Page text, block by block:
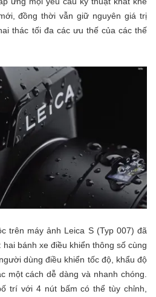
đồng thời vẫn giữ nguyên giá trị
thác tối đa các ưu thế của các thế
trên máy ảnh Leica S (Typ 007) đã
bánh xe điều khiển thông số cùng
dùng điều khiển tốc độ, khẩu độ
một cách dễ dàng và nhanh chóng.
trí với 4 nút bấm có thể tùy chỉnh,